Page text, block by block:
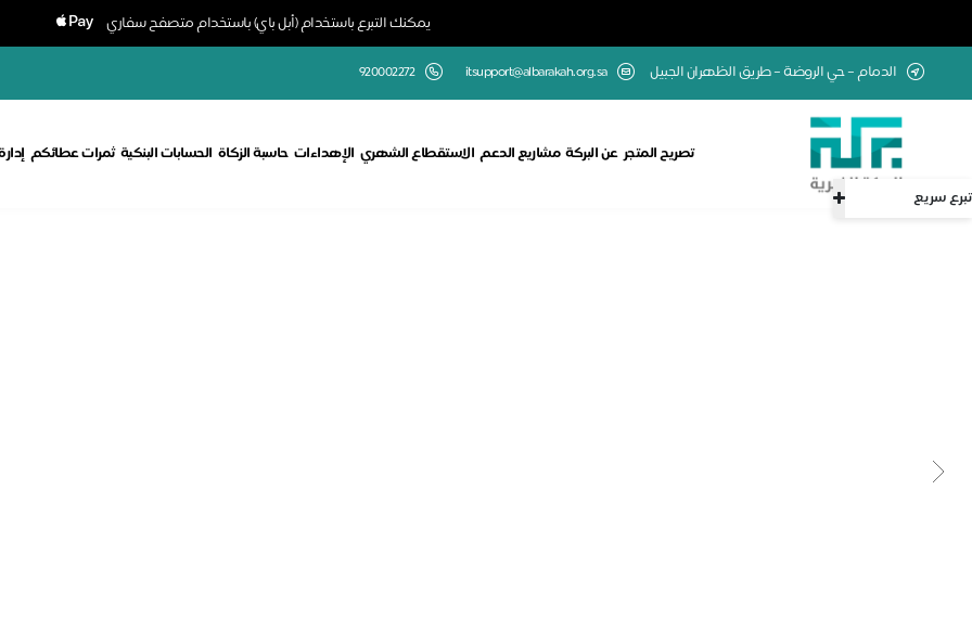
يمكنك التبرع باستخدام (أبل باي) باستخدام متصفح سفاري
تبرع سريع
الدمام – حي الروضة – طريق الظهران الجبيل itsupport@albarakah.org.sa
920002272
تصريح المتجر عن البركة مشاريع الدعم الاستقطاع الشهري الإهداءات حاسبة الزكاة الحسابات البنكية ثمرات عطائكم